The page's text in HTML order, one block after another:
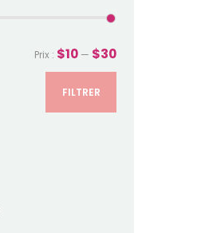
FILTRER
Prix : $10 — $30